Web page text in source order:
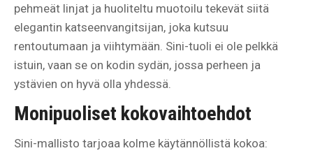
pehmeät linjat ja huoliteltu muotoilu tekevät siitä
elegantin katseenvangitsijan, joka kutsuu
rentoutumaan ja viihtymään. Sini-tuoli ei ole pelkkä
istuin, vaan se on kodin sydän, jossa perheen ja
ystävien on hyvä olla yhdessä.
Monipuoliset kokovaihtoehdot
Sini-mallisto tarjoaa kolme käytännöllistä kokoa: